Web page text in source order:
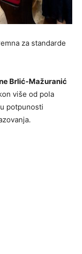
za standarde
Brlić-Mažuranić
više od pola
potpunosti